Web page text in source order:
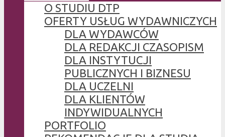
O STUDIU DTP
OFERTY USŁUG WYDAWNICZYCH
DLA WYDAWCÓW
DLA REDAKCJI CZASOPISM
DLA INSTYTUCJI
PUBLICZNYCH I BIZNESU
DLA UCZELNI
DLA KLIENTÓW
INDYWIDUALNYCH
PORTFOLIO